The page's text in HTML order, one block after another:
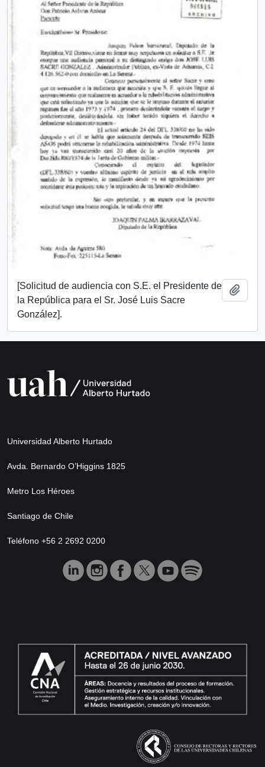
[Solicitud de audiencia con S.E. el Presidente de
la República para el Sr. José Luis Sacre
González].
Universidad Alberto Hurtado
Avda. Bernardo O’Higgins 1825
Metro Los Héroes
Santiago de Chile
Teléfono +56 2 2692 0200